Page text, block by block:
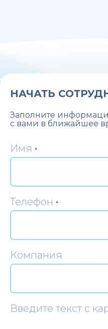
НАЧАТЬ
Заполните
с вами в ближайшее
Имя *
Телефон *
Компания
Введите текст с